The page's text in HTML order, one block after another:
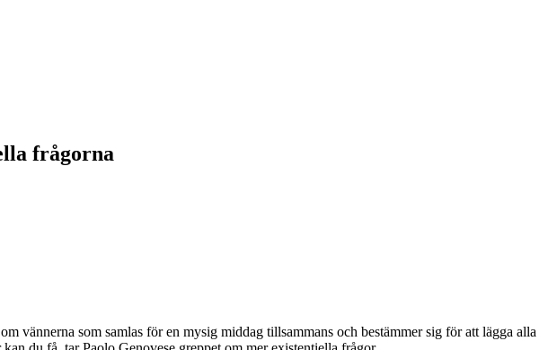
frågorna
som samlas för en mysig middag tillsammans och bestämmer sig för att lägga alla